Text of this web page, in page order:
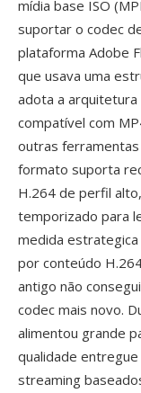
mídia base ISO
suportar o codec
plataforma Adobe
que usava uma
adota a
compatível com
outras
formato suporta
H.264 de perfil
temporizado para
medida
por conteúdo
antigo não
codec mais novo.
alimentou grande
qualidade
streaming